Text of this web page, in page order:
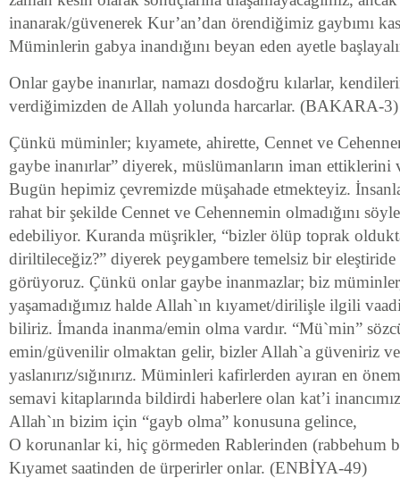
inanarak/güvenerek Kur’an’dan örendiğimiz gaybımı
Müminlerin gabya inandığını beyan eden ayetle
Onlar gaybe inanırlar, namazı dosdoğru kılarlar,
verdiğimizden de Allah yolunda harcarlar. (BAKARA-3)
Çünkü müminler; kıyamete, ahirette, Cennet ve
gaybe inanırlar” diyerek, müslümanların iman
Bugün hepimiz çevremizde müşahade etmekteyiz.
rahat bir şekilde Cennet ve Cehennemin olmadığını
edebiliyor. Kuranda müşrikler, “bizler ölüp toprak
diriltileceğiz?” diyerek peygambere temelsiz bir eleştiride
görüyoruz. Çünkü onlar gaybe inanmazlar; biz
yaşamadığımız halde Allah`ın kıyamet/dirilişle ilgili
biliriz. İmanda inanma/emin olma vardır. “Mü`min”
emin/güvenilir olmaktan gelir, bizler Allah`a güveniriz
yaslanırız/sığınırız. Müminleri kafirlerden ayıran en
semavi kitaplarında bildirdi haberlere olan kat’i
Allah`ın bizim için “gayb olma” konusuna gelince,
O korunanlar ki, hiç görmeden Rablerinden (rabbehum
Kıyamet saatinden de ürperirler onlar. (ENBİYA-49)